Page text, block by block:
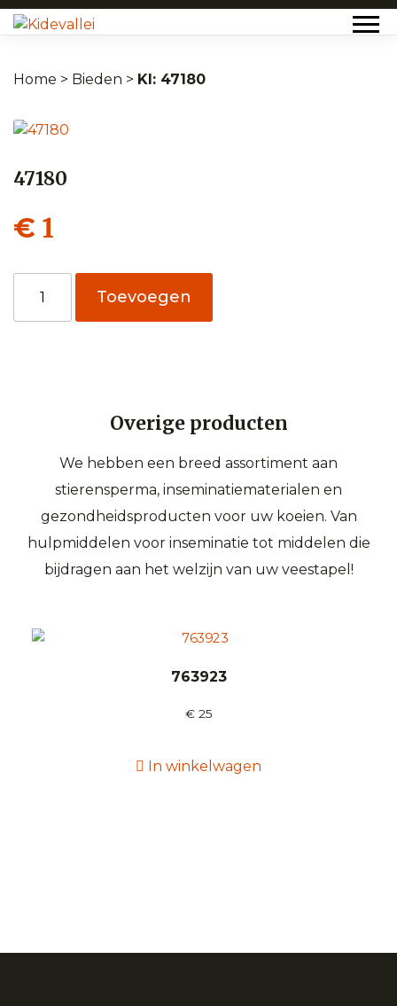
Home > Bieden > 47180
47180
€ 1
aantal
Toevoegen
Overige producten
We hebben een breed assortiment aan
stierensperma, inseminatiematerialen en
gezondheidsproducten voor uw koeien. Van
hulpmiddelen voor inseminatie tot middelen die
bijdragen aan het welzijn van uw veestapel!
763923
€25
In winkelwagen